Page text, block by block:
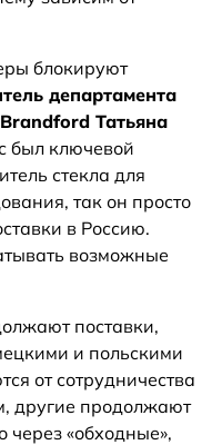
блокируют
департамента
Татьяна
был ключевой
стекла для
так он просто
в Россию.
возможные
поставки,
и польскими
от сотрудничества
другие продолжают
через «обходные»,